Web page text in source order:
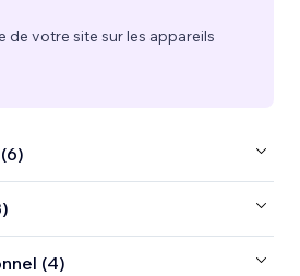
de votre site sur les appareils
(4)